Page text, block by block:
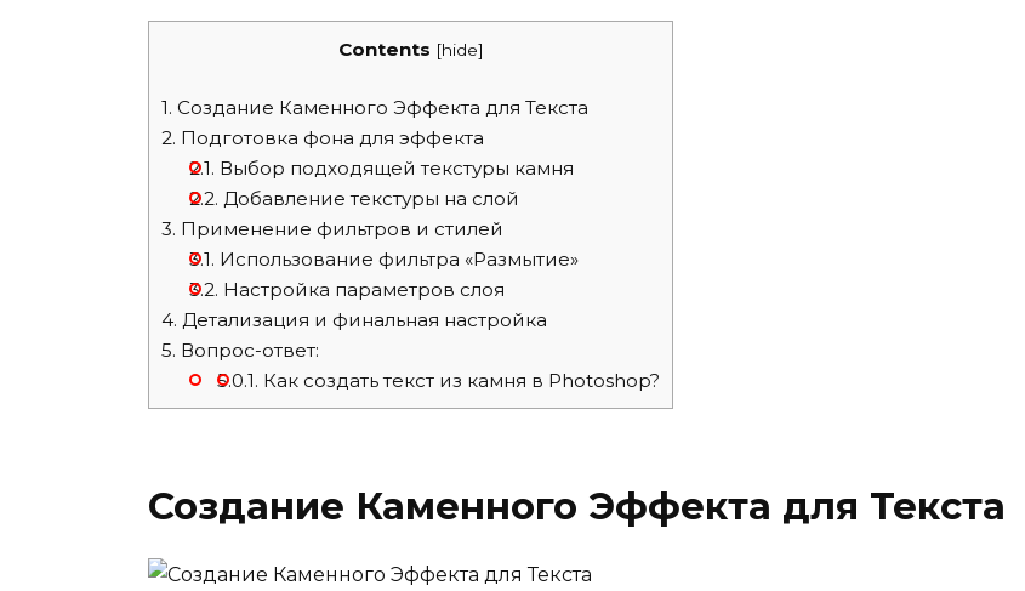
Contents [hide]
1. Создание Каменного Эффекта для Текста
2. Подготовка фона для эффекта
2.1. Выбор подходящей текстуры камня
2.2. Добавление текстуры на слой
3. Применение фильтров и стилей
3.1. Использование фильтра «Размытие»
3.2. Настройка параметров слоя
4. Детализация и финальная настройка
5. Вопрос-ответ:
5.0.1. Как создать текст из камня в Photoshop?
Создание Каменного Эффекта для Текста